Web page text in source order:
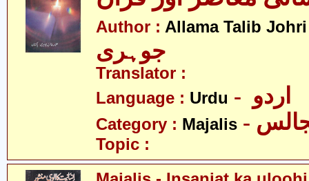
Author : Allama Talib Johri
جوہری
Translator :
Language : Urdu
Category : Majalis
Topic :